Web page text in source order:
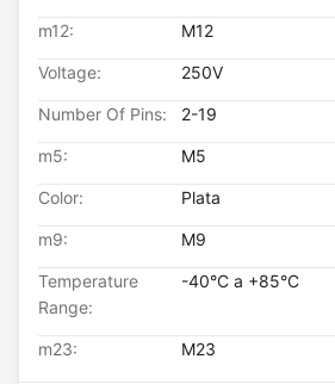
m12: M12
Voltage: 250V
Number Of Pins: 2-19
m5: M5
Color: Plata
m9: M9
Temperature
Range:
-40°C a +85°C
m23: M23